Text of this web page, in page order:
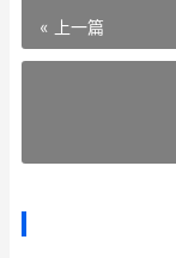
« 上一篇